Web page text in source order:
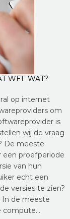
WEL WAT?
op internet
om
is
wij de vraag
De meeste
een proefperiode
van hun
echt een
versies te zien?
In de meeste
compute…